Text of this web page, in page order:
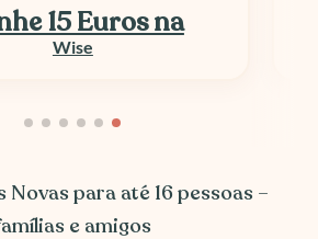
15 Euros na
Wise
Novas para até 16 pessoas –
e amigos